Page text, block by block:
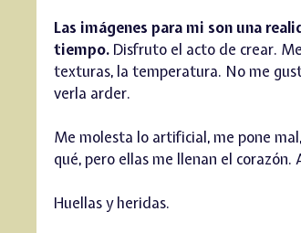
Las imágenes para mi son una
tiempo.Disfruto el acto de crear.
texturas, la temperatura. No me
verla arder.
Me molesta lo artificial, me pone
qué, pero ellas me llenan el corazón.
Huellas y heridas.